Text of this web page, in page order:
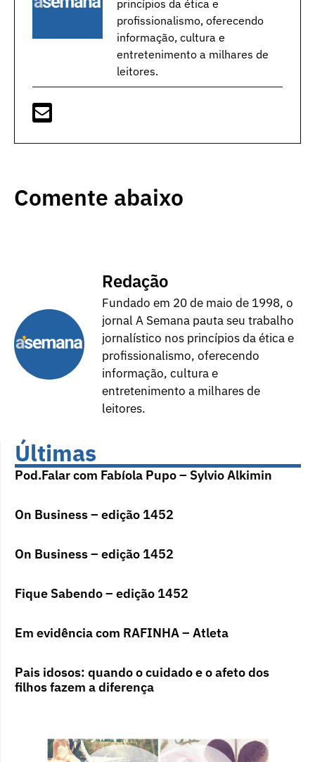
princípios da ética e
profissionalismo, oferecendo
informação, cultura e
entretenimento a milhares de
leitores.
Comente abaixo
Redação
Fundado em 20 de maio de 1998, o
jornal A Semana pauta seu trabalho
jornalístico nos princípios da ética e
profissionalismo, oferecendo
informação, cultura e
entretenimento a milhares de
leitores.
Últimas
Pod.Falar com Fabíola Pupo – Sylvio Alkimin
On Business – edição 1452
On Business – edição 1452
Fique Sabendo – edição 1452
Em evidência com RAFINHA – Atleta
Pais idosos: quando o cuidado e o afeto dos
filhos fazem a diferença